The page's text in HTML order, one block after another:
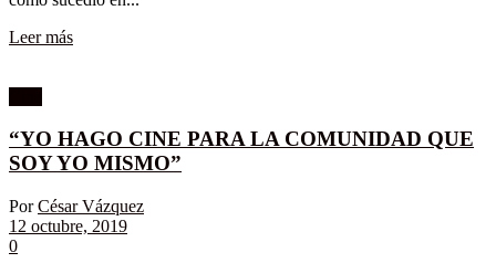
Leer más
“YO HAGO CINE PARA LA COMUNIDAD QUE
SOY YO MISMO”
Por César Vázquez
12 octubre, 2019
0